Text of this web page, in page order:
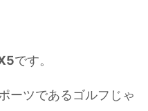
です。
ーツであるゴルフじゃ